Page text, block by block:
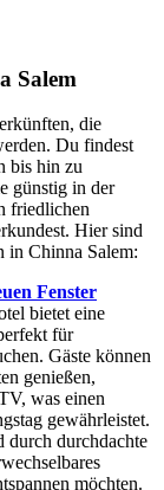
Salem
die
Du findest
bis hin zu
günstig in der
friedlichen
Hier sind
in Chinna Salem:
Fenster
bietet eine
für
Gäste können
genießen,
was einen
gewährleistet.
durch durchdachte
möchten.